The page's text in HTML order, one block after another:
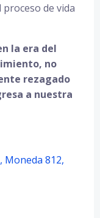
de vida
la era del
no
rezagado
a nuestra
Moneda 812,